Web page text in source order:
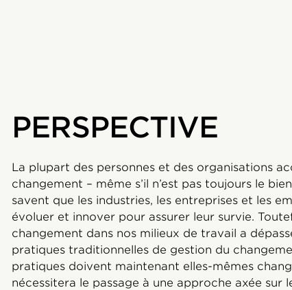
PERSPECTIVE
La plupart des personnes et des organisations
changement – même s’il n’est pas toujours le
savent que les industries, les entreprises et les
évoluer et innover pour assurer leur survie.
changement dans nos milieux de travail a
pratiques traditionnelles de gestion du
pratiques doivent maintenant elles-mêmes
nécessitera le passage à une approche axée sur